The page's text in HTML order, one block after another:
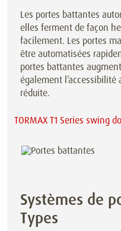
Les portes battantes
elles ferment de façon
facilement. Les portes
être automatisées
portes battantes
également
réduite.
TORMAX T1 Series swing
Systèmes de
Types